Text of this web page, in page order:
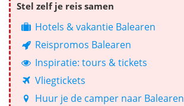
Stel zelf je reis samen
Hotels & vakantie Balearen
Reispromos Balearen
Inspiratie: tours & tickets
Vliegtickets
Huur je de camper naar Balearen